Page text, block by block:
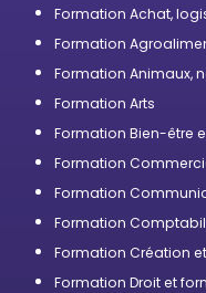
Formation Achat,
Formation
Formation Animaux,
Formation Arts
Formation Bien-être
Formation
Formation
Formation
Formation Création
Formation Droit et